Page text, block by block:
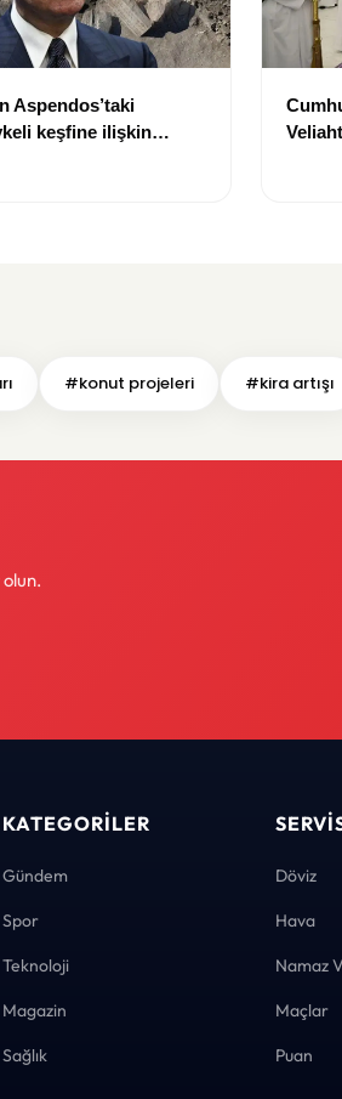
Aspendos’taki
keşfine ilişkin
#konut projeleri #kira artışı
KATEGORILER
Gündem
Spor
Teknoloji
Magazin
Sağlık
Döviz
Hava
Namaz
Maçlar
Puan